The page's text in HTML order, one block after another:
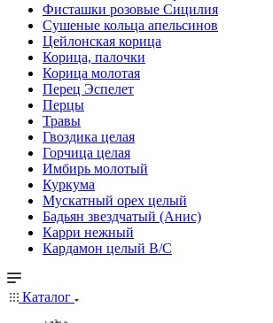
Фисташки розовые Сицилия
Сушеные кольца апельсинов
Цейлонская корица
Корица, палочки
Корица молотая
Перец Эспелет
Перцы
Травы
Гвоздика целая
Горчица целая
Имбирь молотый
Куркума
Мускатный орех целый
Бадьян звездчатый (Анис)
Карри нежный
Кардамон целый В/С
Каталог